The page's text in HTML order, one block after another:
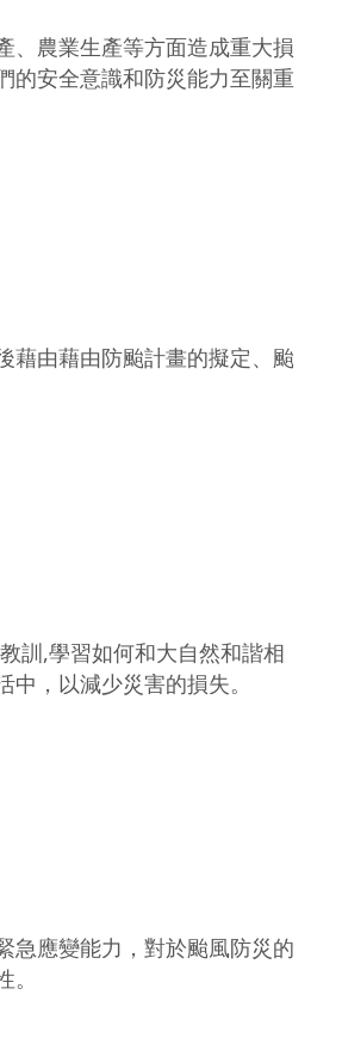
、農業生產等方面造成重大損
的安全意識和防災能力至關重
藉由藉由防颱計畫的擬定、颱
訓,學習如何和大自然和諧相
，以減少災害的損失。
急應變能力，對於颱風防災的